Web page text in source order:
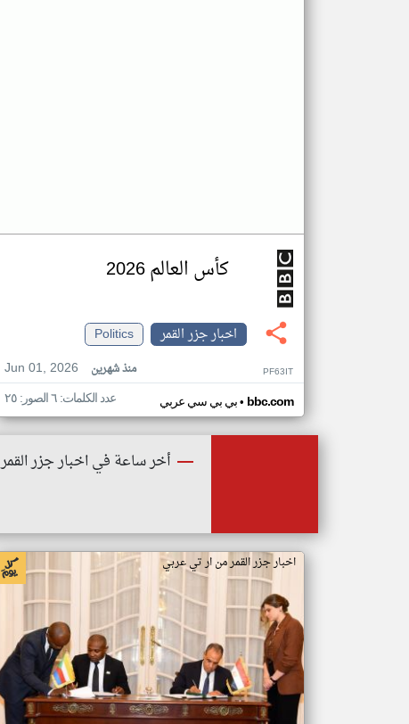
كأس العالم 2026
اخبار جزر القمر
Politics
Jun 01, 2026
منذ شهرين PF63IT
بي بي سي عربي• bbc.com عدد الكلمات: ٦ الصور: ٢٥
أخر ساعة في اخبار جزر القمر
اخبار جزر القمر من ار تي عربي